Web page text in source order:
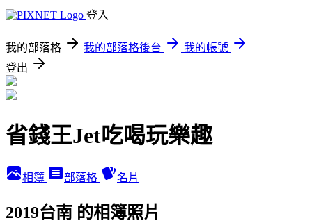
登入
我的部落格 我的部落格後台
我的帳號
登出
省錢王Jet吃喝玩樂趣
相簿 部落格 名片
2019台南 的相簿照片